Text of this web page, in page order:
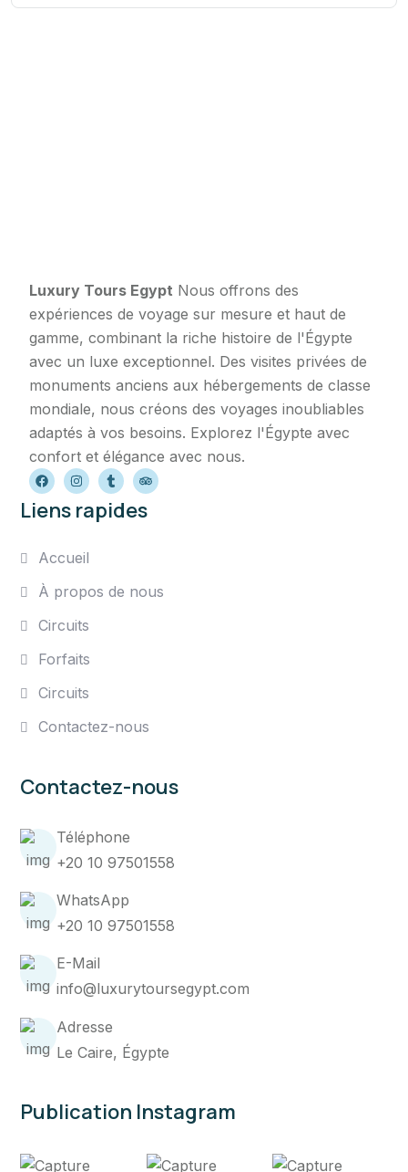
Luxury Tours Egypt Nous offrons des
expériences de voyage sur mesure et haut de
gamme, combinant la riche histoire de l'Égypte
avec un luxe exceptionnel. Des visites privées de
monuments anciens aux hébergements de classe
mondiale, nous créons des voyages inoubliables
adaptés à vos besoins. Explorez l'Égypte avec
confort et élégance avec nous.
Liens rapides
Accueil
À propos de nous
Circuits
Forfaits
Circuits
Contactez-nous
Contactez-nous
Téléphone
+20 10 97501558
WhatsApp
+20 10 97501558
E-Mail
info@luxurytoursegypt.com
Adresse
Le Caire, Égypte
Publication Instagram